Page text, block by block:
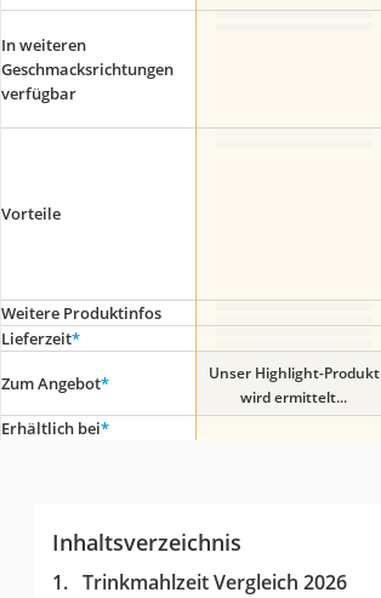
In weiteren
Geschmacksrichtungen
verfügbar
Vorteile
Weitere Produktinfos
Lieferzeit*
Zum Angebot*
Unser Highlight-Produkt
wird ermittelt...
Erhältlich bei*
Inhaltsverzeichnis
Trinkmahlzeit Vergleich 2026